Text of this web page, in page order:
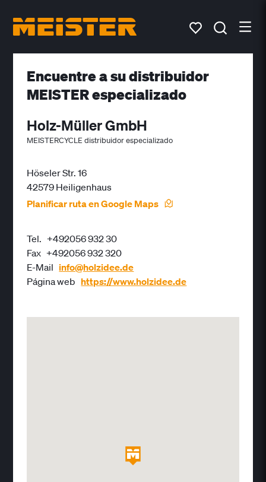
Encuentre a su distribuidor
MEISTER especializado
Holz-Müller GmbH
MEISTERCYCLE distribuidor especializado
Höseler Str. 16
42579 Heiligenhaus
Planificar ruta en Google Maps
Tel. +492056 932 30
Fax +492056 932 320
E-Mail info@holzidee.de
Página web https://www.holzidee.de